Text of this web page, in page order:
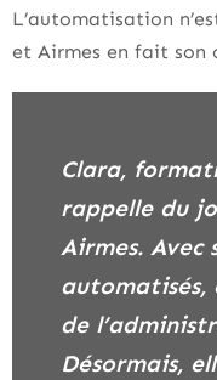
L’automatisation
et Airmes en fait son
Clara, formatrice passionnée, se
rappelle du
Airmes. Avec
automatisés,
de
Désormais,